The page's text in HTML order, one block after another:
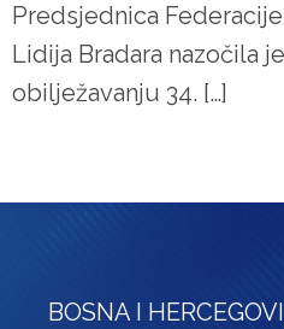
Predsjednica
Lidija Bradara nazočila
obilježavanju 34. […]
BOSNA I